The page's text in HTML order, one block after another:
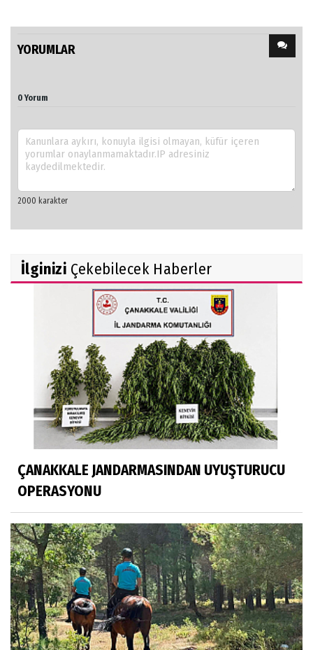
YORUMLAR
0 Yorum
İlginizi Çekebilecek Haberler
ÇANAKKALE JANDARMASINDAN UYUŞTURUCU
OPERASYONU